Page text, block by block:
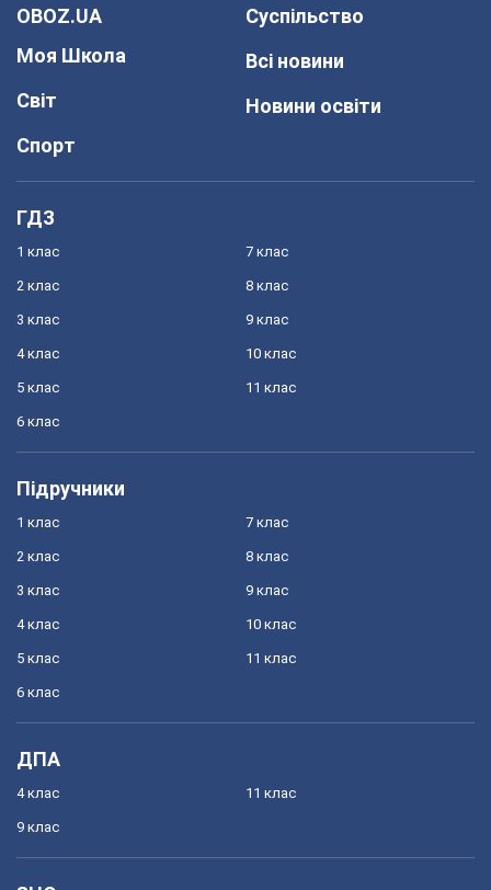
OBOZ.UA
Моя Школа
Світ
Спорт
Суспільство
Всі новини
Новини освіти
ГДЗ
1 клас
2 клас
3 клас
4 клас
5 клас
6 клас
7 клас
8 клас
9 клас
10 клас
11 клас
Підручники
1 клас
2 клас
3 клас
4 клас
5 клас
6 клас
7 клас
8 клас
9 клас
10 клас
11 клас
ДПА
4 клас
9 клас
11 клас